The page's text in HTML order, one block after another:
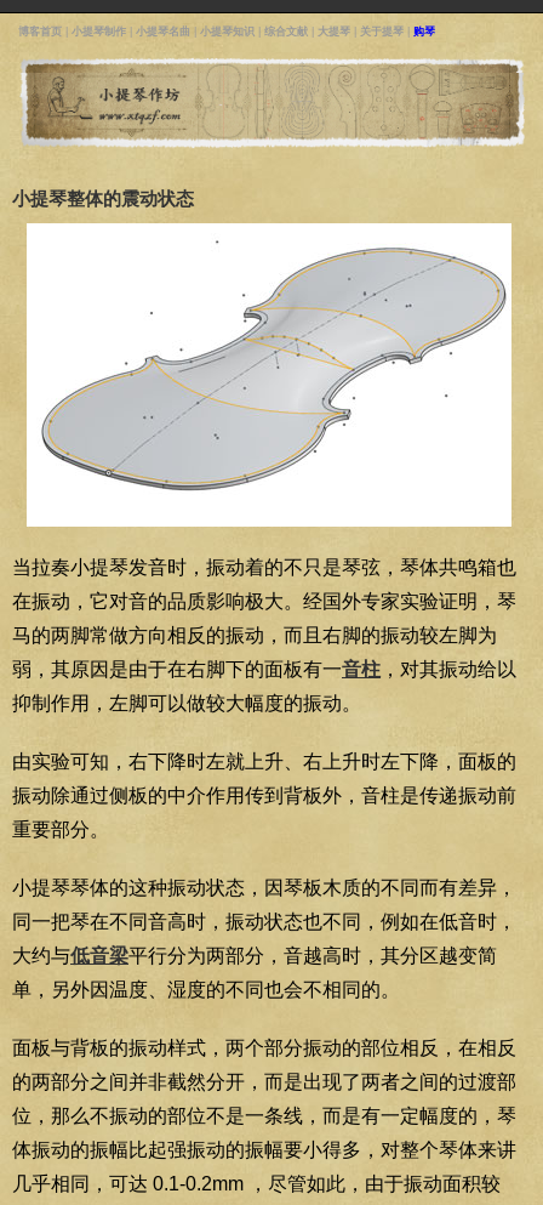
博客首页 小提琴制作 小提琴名曲 小提琴知识 综合文献 大提琴 关于提琴 购琴
小提琴整体的震动状态
当拉奏小提琴发音时，振动着的不只是琴弦，琴体共鸣箱也
在振动，它对音的品质影响极大。经国外专家实验证明，琴
马的两脚常做方向相反的振动，而且右脚的振动较左脚为
弱，其原因是由于在右脚下的面板有一音柱 ，对其振动给以
抑制作用，左脚可以做较大幅度的振动。
由实验可知，右下降时左就上升、右上升时左下降，面板的
振动除通过侧板的中介作用传到背板外，音柱是传递振动前
重要部分。
小提琴琴体的这种振动状态，因琴板木质的不同而有差异，
同一把琴在不同音高时，振动状态也不同，例如在低音时，
大约与低音梁平行分为两部分，音越高时，其分区越变简
单，另外因温度、湿度的不同也会不相同的。
面板与背板的振动样式，两个部分振动的部位相反，在相反
的两部分之间并非截然分开，而是出现了两者之间的过渡部
位，那么不振动的部位不是一条线，而是有一定幅度的，琴
体振动的振幅比起强振动的振幅要小得多，对整个琴体来讲
几乎相同，可达 0.1-0.2mm ，尽管如此，由于振动面积较